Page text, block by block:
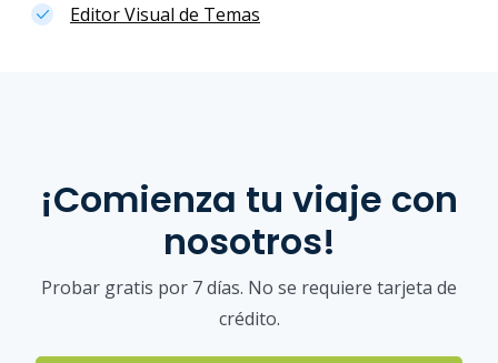
Editor Visual de Temas
¡Comienza tu viaje con
nosotros!
Probar gratis por 7 días. No se requiere tarjeta de
crédito.